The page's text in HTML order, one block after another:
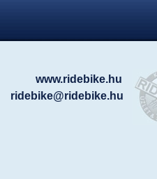
www.ridebike.hu
ridebike@ridebike.hu